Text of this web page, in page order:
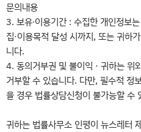
용
안
내
문의내용
3. 보유∙이용기간 : 수집한 개인정보
집·이용목적 달성 시까지, 또는 귀하
니다.
4. 동의거부권 및 불이익 · 귀하는 위
거부할 수 있습니다. 다만, 필수적 정
을 경우 법률상담신청이 불가능할 수
귀하는 법률사무소 인평이 뉴스레터